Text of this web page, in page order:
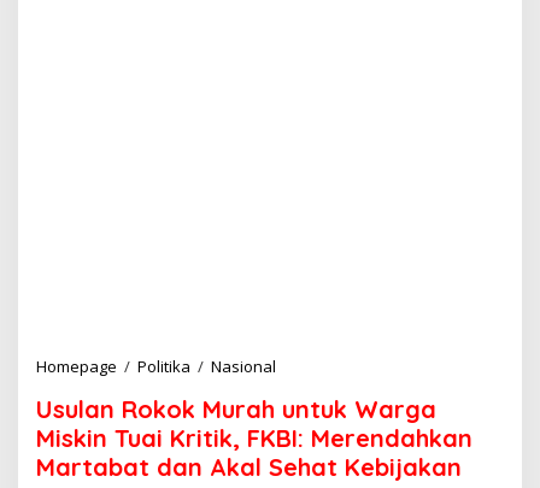
Homepage / Politika / Nasional
u
l
a
n
Usulan Rokok Murah untuk Warga
Miskin Tuai Kritik, FKBI: Merendahkan
Martabat dan Akal Sehat Kebijakan